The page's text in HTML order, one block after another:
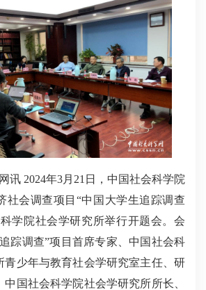
2024年3月21日，中国社会科学院
社会调查项目“中国大学生追踪调查
学院社会学研究所举行开题会。会
踪调查”项目首席专家、中国社会科
青少年与教育社会学研究室主任、研
国社会科学院社会学研究所所长、